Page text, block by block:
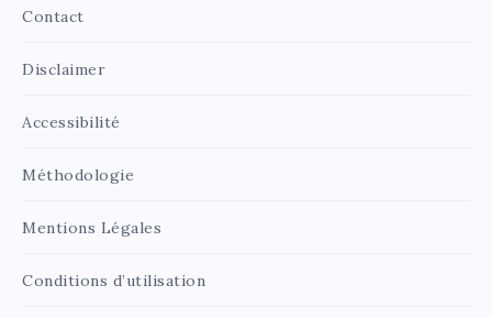
Contact
Disclaimer
Accessibilité
Méthodologie
Mentions Légales
Conditions d’utilisation